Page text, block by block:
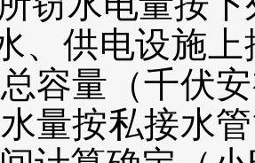
、供电设施
容量（千伏
量按私接水